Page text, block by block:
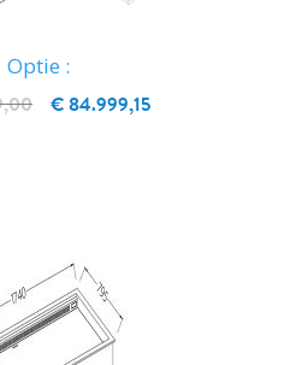
Optie :
€ 84.999,15